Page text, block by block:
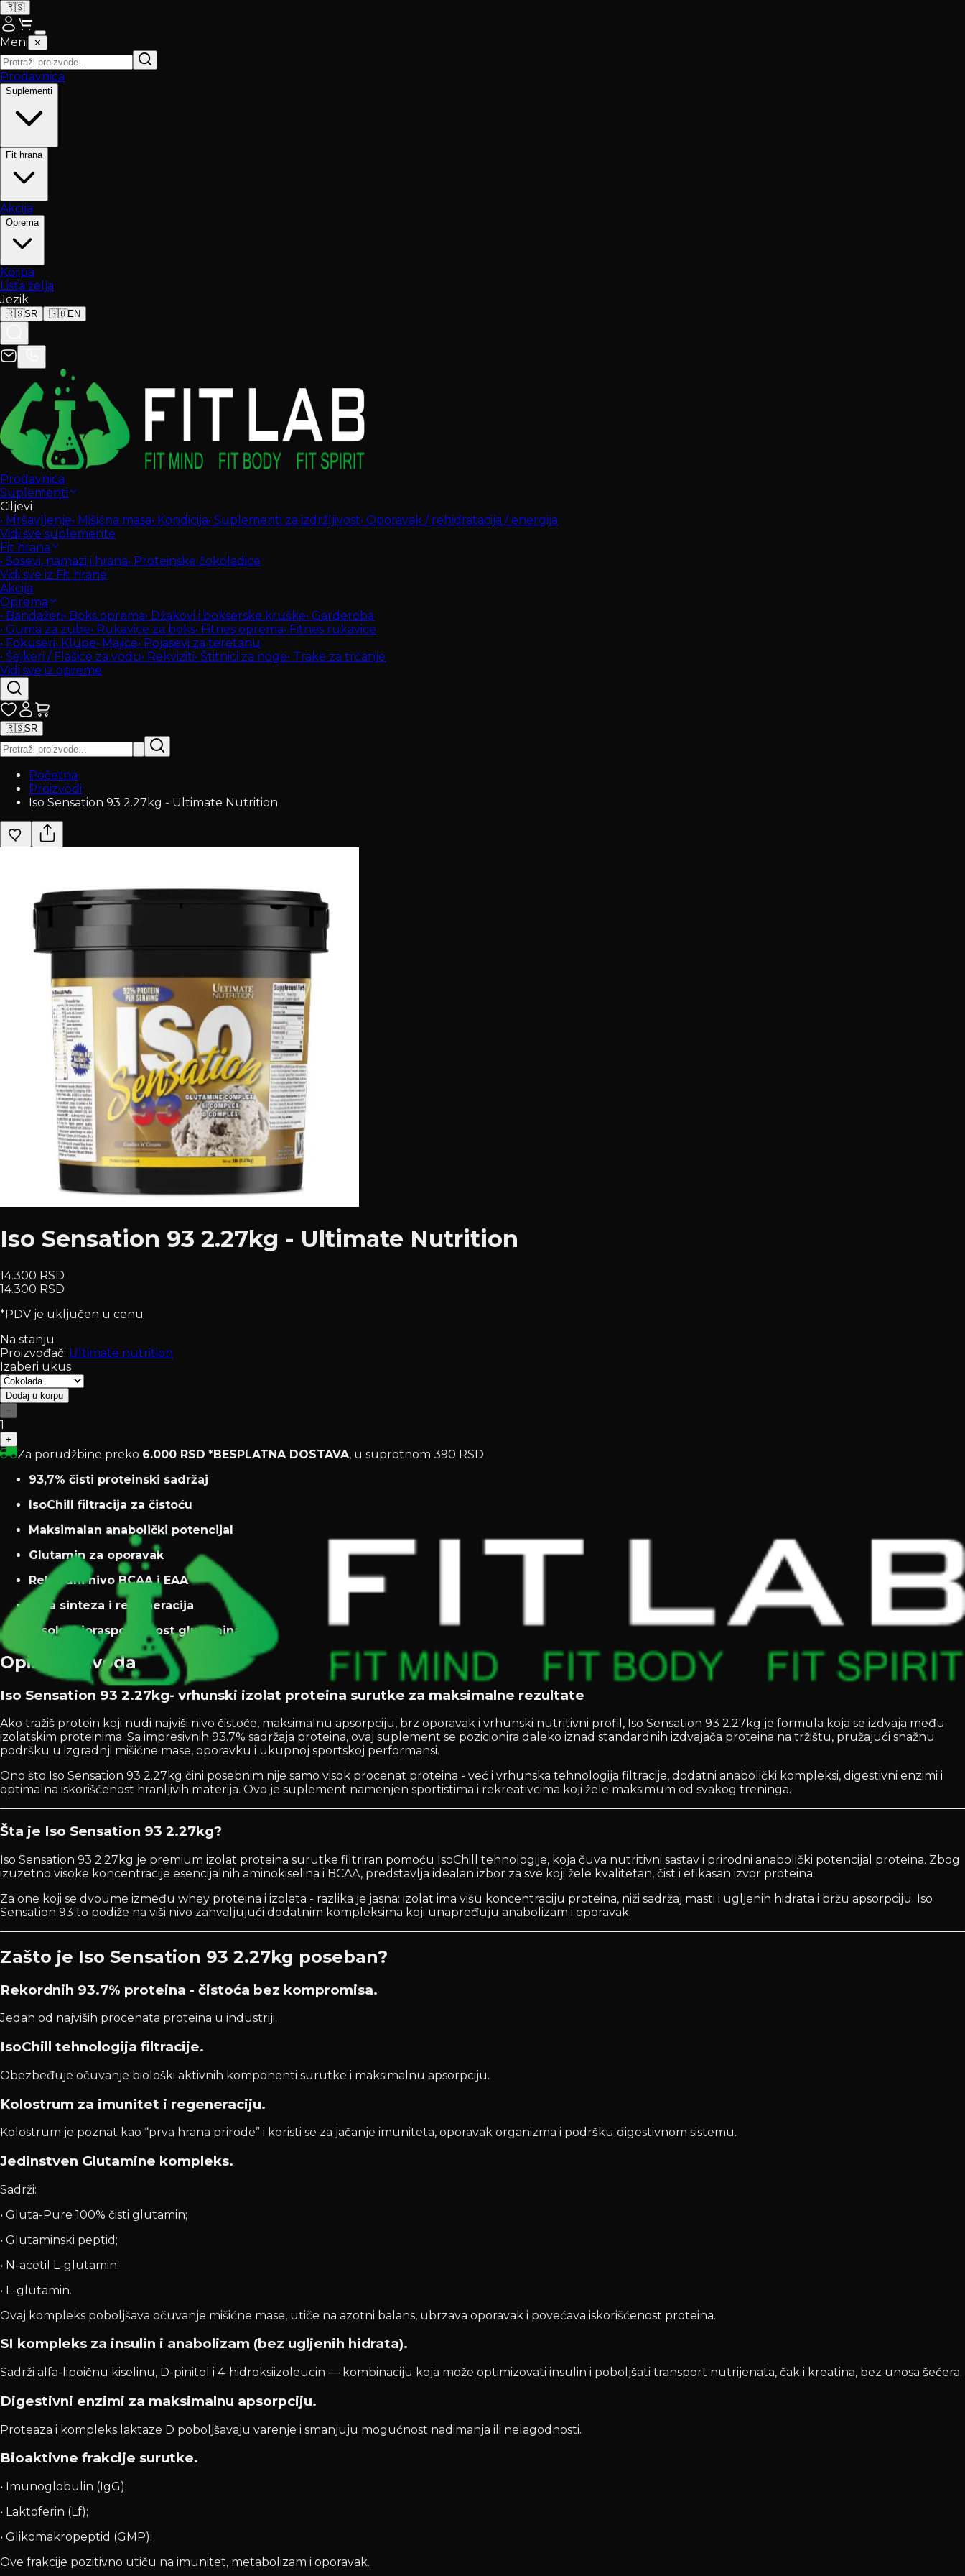
🇷🇸
Meni ✕
Prodavnica
Suplementi
Fit hrana
Akcija
Oprema
Korpa
Lista želja
Jezik
🇷🇸SR 🇬🇧EN
Prodavnica
Suplementi
Ciljevi
• Mršavljenje• Mišićna masa• Kondicija• Suplementi za izdržljivost• Oporavak / rehidratacija / energija
Vidi sve suplemente
Fit hrana
• Sosevi, namazi i hrana• Proteinske čokoladice
Vidi sve iz Fit hrane
Akcija
Oprema
• Bandažeri• Boks oprema• Džakovi i bokserske kruške• Garderoba
• Guma za zube• Rukavice za boks• Fitnes oprema• Fitnes rukavice
• Fokuseri• Klupe• Majice• Pojasevi za teretanu
• Šejkeri / Flašice za vodu• Rekviziti• Štitnici za noge• Trake za trčanje
Vidi sve iz opreme
🇷🇸SR
Početna
Proizvodi
Iso Sensation 93 2.27kg - Ultimate Nutrition
Iso Sensation 93 2.27kg - Ultimate Nutrition
14.300 RSD
14.300 RSD
*PDV je uključen u cenu
Na stanju
Proizvođač: Ultimate nutrition
Izaberi ukus
Dodaj u korpu
−
1
+
Za porudžbine preko 6.000 RSD *BESPLATNA DOSTAVA, u suprotnom 390 RSD
93,7% čisti proteinski sadržaj
IsoChill filtracija za čistoću
Maksimalan anabolički potencijal
Glutamin za oporavak
Rekordni nivo BCAA i EAA
Brža sinteza i regeneracija
Visoka bioraspoloživost glutamina
Opis proizvoda
Iso Sensation 93 2.27kg- vrhunski izolat proteina surutke za maksimalne rezultate
Ako tražiš protein koji nudi najviši nivo čistoće, maksimalnu apsorpciju, brz oporavak i vrhunski nutritivni profil, Iso Sensation 93 2.27kg je formula koja se izdvaja među
izolatskim proteinima. Sa impresivnih 93.7% sadržaja proteina, ovaj suplement se pozicionira daleko iznad standardnih izdvajača proteina na tržištu, pružajući snažnu
podršku u izgradnji mišićne mase, oporavku i ukupnoj sportskoj performansi.
Ono što Iso Sensation 93 2.27kg čini posebnim nije samo visok procenat proteina - već i vrhunska tehnologija filtracije, dodatni anabolički kompleksi, digestivni enzimi i
optimalna iskorišćenost hranljivih materija. Ovo je suplement namenjen sportistima i rekreativcima koji žele maksimum od svakog treninga.
Šta je Iso Sensation 93 2.27kg?
Iso Sensation 93 2.27kg je premium izolat proteina surutke filtriran pomoću IsoChill tehnologije, koja čuva nutritivni sastav i prirodni anabolički potencijal proteina. Zbog
izuzetno visoke koncentracije esencijalnih aminokiselina i BCAA, predstavlja idealan izbor za sve koji žele kvalitetan, čist i efikasan izvor proteina.
Za one koji se dvoume između whey proteina i izolata - razlika je jasna: izolat ima višu koncentraciju proteina, niži sadržaj masti i ugljenih hidrata i bržu apsorpciju. Iso
Sensation 93 to podiže na viši nivo zahvaljujući dodatnim kompleksima koji unapređuju anabolizam i oporavak.
Zašto je Iso Sensation 93 2.27kg poseban?
Rekordnih 93.7% proteina - čistoća bez kompromisa.
Jedan od najviših procenata proteina u industriji.
IsoChill tehnologija filtracije.
Obezbeđuje očuvanje biološki aktivnih komponenti surutke i maksimalnu apsorpciju.
Kolostrum za imunitet i regeneraciju.
Kolostrum je poznat kao “prva hrana prirode” i koristi se za jačanje imuniteta, oporavak organizma i podršku digestivnom sistemu.
Jedinstven Glutamine kompleks.
Sadrži:
• Gluta-Pure 100% čisti glutamin;
• Glutaminski peptid;
• N-acetil L-glutamin;
• L-glutamin.
Ovaj kompleks poboljšava očuvanje mišićne mase, utiče na azotni balans, ubrzava oporavak i povećava iskorišćenost proteina.
SI kompleks za insulin i anabolizam (bez ugljenih hidrata).
Sadrži alfa-lipoičnu kiselinu, D-pinitol i 4-hidroksiizoleucin — kombinaciju koja može optimizovati insulin i poboljšati transport nutrijenata, čak i kreatina, bez unosa šećera.
Digestivni enzimi za maksimalnu apsorpciju.
Proteaza i kompleks laktaze D poboljšavaju varenje i smanjuju mogućnost nadimanja ili nelagodnosti.
Bioaktivne frakcije surutke.
• Imunoglobulin (IgG);
• Laktoferin (Lf);
• Glikomakropeptid (GMP);
Ove frakcije pozitivno utiču na imunitet, metabolizam i oporavak.